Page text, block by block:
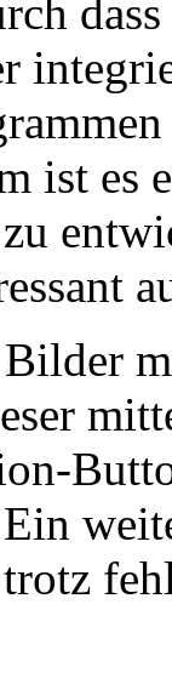
ist es